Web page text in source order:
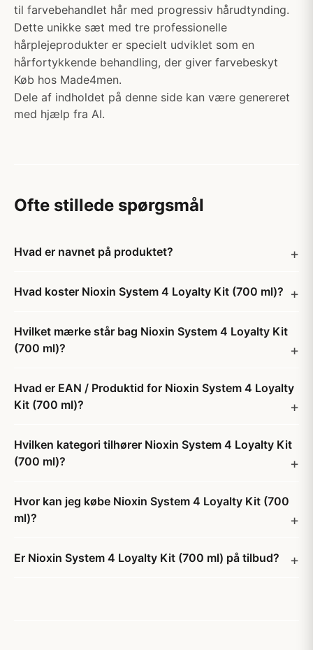
til farvebehandlet hår med progressiv hårudtynding.
Dette unikke sæt med tre professionelle
hårplejeprodukter er specielt udviklet som en
hårfortykkende behandling, der giver farvebeskyt
Køb hos Made4men.
Dele af indholdet på denne side kan være genereret
med hjælp fra AI.
Ofte stillede spørgsmål
Hvad er navnet på produktet?
Hvad koster Nioxin System 4 Loyalty Kit (700 ml)?
Hvilket mærke står bag Nioxin System 4 Loyalty Kit
(700 ml)?
Hvad er EAN / Produktid for Nioxin System 4 Loyalty
Kit (700 ml)?
Hvilken kategori tilhører Nioxin System 4 Loyalty Kit
(700 ml)?
Hvor kan jeg købe Nioxin System 4 Loyalty Kit (700
ml)?
Er Nioxin System 4 Loyalty Kit (700 ml) på tilbud?